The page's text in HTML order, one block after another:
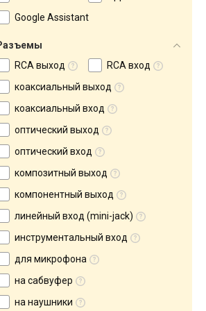
Google Assistant
RCA выход
RCA вход
коаксиальный выход
коаксиальный вход
оптический выход
оптический вход
композитный выход
компонентный выход
линейный вход (mini-jack)
инструментальный вход
для микрофона
на сабвуфер
на наушники